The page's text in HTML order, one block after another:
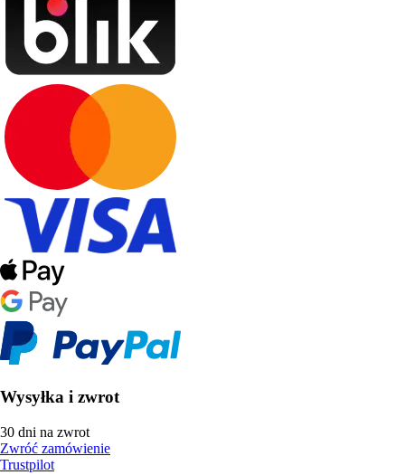
Wysyłka i zwrot
30 dni na zwrot
Zwróć zamówienie
Trustpilot